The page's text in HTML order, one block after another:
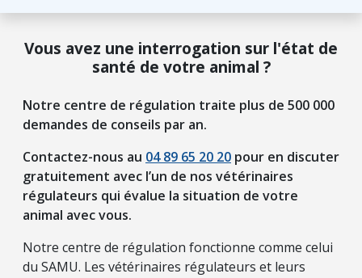
Vous avez une interrogation sur l'état de
santé de votre animal ?
Notre centre de régulation traite plus de 500 000
demandes de conseils par an.
Contactez-nous au 04 89 65 20 20 pour en discuter
gratuitement avec l’un de nos vétérinaires
régulateurs qui évalue la situation de votre
animal avec vous.
Notre centre de régulation fonctionne comme celui
du SAMU. Les vétérinaires régulateurs et leurs